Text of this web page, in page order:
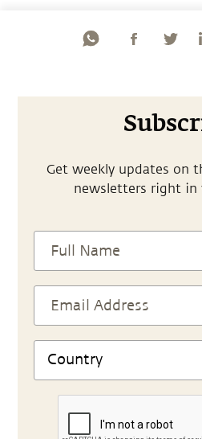
Get weekly updates on
newsletters right in